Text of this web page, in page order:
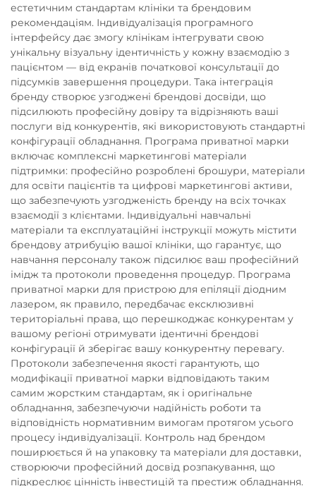
естетичним стандартам клініки та брендовим
рекомендаціям. Індивідуалізація програмного
інтерфейсу дає змогу клінікам інтегрувати свою
унікальну візуальну ідентичність у кожну взаємодію з
пацієнтом — від екранів початкової консультації до
підсумків завершення процедури. Така інтеграція
бренду створює узгоджені брендові досвіди, що
підсилюють професійну довіру та відрізняють ваші
послуги від конкурентів, які використовують стандартні
конфігурації обладнання. Програма приватної марки
включає комплексні маркетингові матеріали
підтримки: професійно розроблені брошури, матеріали
для освіти пацієнтів та цифрові маркетингові активи,
що забезпечують узгодженість бренду на всіх точках
взаємодії з клієнтами. Індивідуальні навчальні
матеріали та експлуатаційні інструкції можуть містити
брендову атрибуцію вашої клініки, що гарантує, що
навчання персоналу також підсилює ваш професійний
імідж та протоколи проведення процедур. Програма
приватної марки для пристрою для епіляції діодним
лазером, як правило, передбачає ексклюзивні
територіальні права, що перешкоджає конкурентам у
вашому регіоні отримувати ідентичні брендові
конфігурації й зберігає вашу конкурентну перевагу.
Протоколи забезпечення якості гарантують, що
модифікації приватної марки відповідають таким
самим жорстким стандартам, як і оригінальне
обладнання, забезпечуючи надійність роботи та
відповідність нормативним вимогам протягом усього
процесу індивідуалізації. Контроль над брендом
поширюється й на упаковку та матеріали для доставки,
створюючи професійний досвід розпакування, що
підкреслює цінність інвестицій та престиж обладнання.